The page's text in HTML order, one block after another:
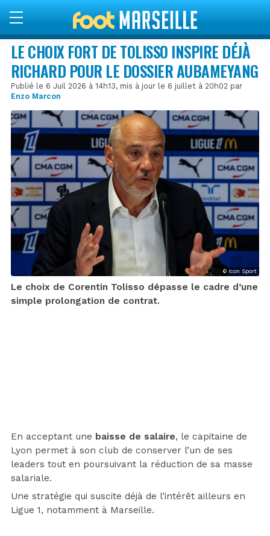
LE CHOIX FORT DE TOLISSO INSPIRE DÉJÀ
RICHARD POUR LE DOSSIER AUBAMEYANG
Publié le 6 Juil 2026 à 14h13, mis à jour le 6 juillet à 20h02 par
Enzo Marcon
© Icon Sport
Le choix de Corentin Tolisso dépasse le cadre d’une
simple prolongation de contrat.
En acceptant une baisse de salaire, le capitaine de
Lyon permet à son club de conserver l’un de ses
leaders tout en poursuivant la réduction de sa masse
salariale.
Une stratégie qui suscite déjà de l’intérêt ailleurs en
Ligue 1, notamment à Marseille.